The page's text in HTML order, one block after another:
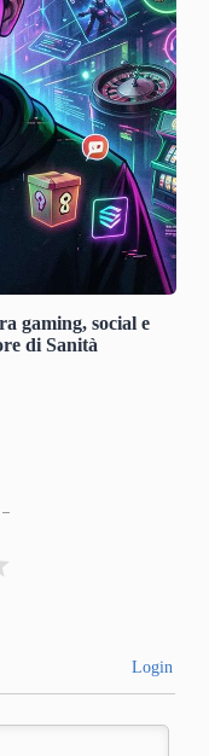
gaming, social e
di Sanità
Login